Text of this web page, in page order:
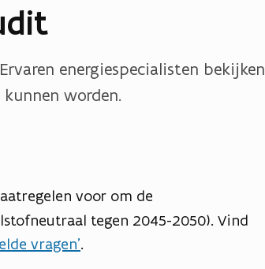
energiespecialisten bekijken
worden.
voor om de
tegen 2045-2050). Vind
vragen'.